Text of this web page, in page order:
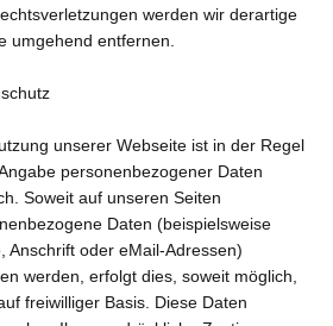
werden wir derartige
umgehend entfernen.
unserer Webseite ist in der Regel
personenbezogener Daten
Soweit auf unseren Seiten
Daten (beispielsweise
Anschrift oder eMail-Adressen)
werden, erfolgt dies, soweit möglich,
freiwilliger Basis. Diese Daten